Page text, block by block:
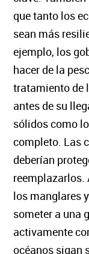
que tanto los
sean más
ejemplo, los
hacer de la
tratamiento de
antes de su
sólidos como
completo. Las
deberían
reemplazarlos.
los manglares
someter a una
activamente
océanos sigan